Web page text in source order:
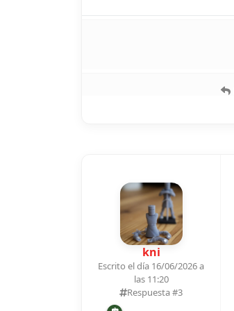
kni
Escrito el día 16/06/2026 a
las 11:20
Respuesta #3